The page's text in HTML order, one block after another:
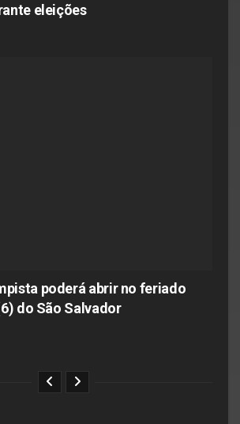
eleições
poderá abrir no feriado
do São Salvador